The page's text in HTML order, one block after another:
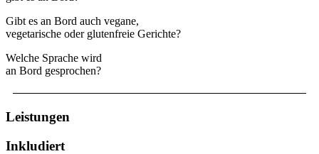
Gibt es an Bord auch vegane,
vegetarische oder glutenfreie Gerichte?
Welche Sprache wird
an Bord gesprochen?
Leistungen
Inkludiert